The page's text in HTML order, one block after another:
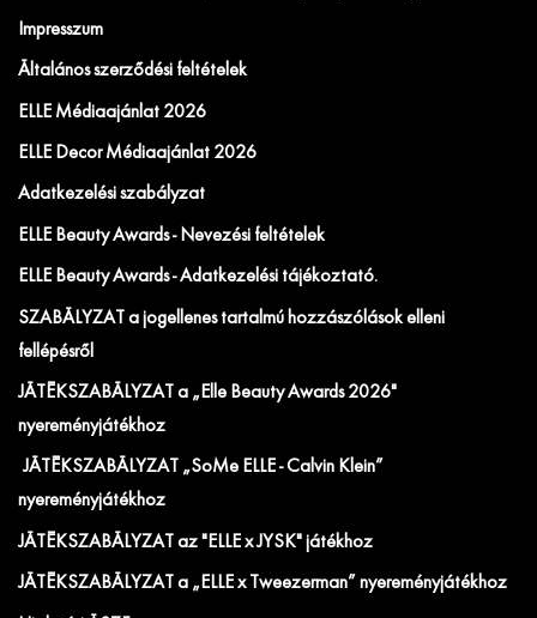
Impresszum
Általános szerződési feltételek
ELLE Médiaajánlat 2026
ELLE Decor Médiaajánlat 2026
Adatkezelési szabályzat
ELLE Beauty Awards - Nevezési feltételek
ELLE Beauty Awards - Adatkezelési tájékoztató.
SZABÁLYZAT a jogellenes tartalmú hozzászólások elleni
fellépésről
JÁTÉKSZABÁLYZAT a „Elle Beauty Awards 2026"
nyereményjátékhoz
JÁTÉKSZABÁLYZAT „SoMe ELLE - Calvin Klein”
nyereményjátékhoz
JÁTÉKSZABÁLYZAT az "ELLE x JYSK" játékhoz
JÁTÉKSZABÁLYZAT a „ELLE x Tweezerman” nyereményjátékhoz